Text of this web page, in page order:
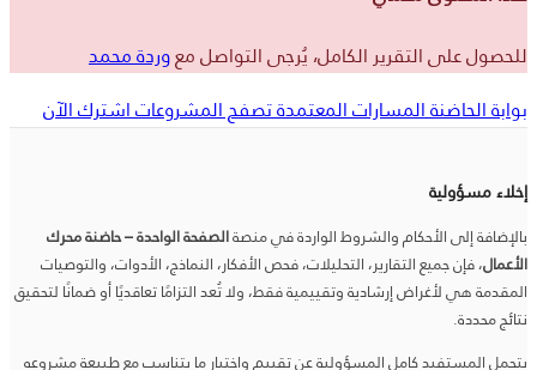
للحصول على التقرير الكامل، يُرجى التواصل معوردة محمد
بوابة الحاضنةالمسارات المعتمدةتصفح المشروعاتاشترك الآن
إخلاء مسؤولية
بالإضافة إلى الأحكام والشروط الواردة في منصةالصفحة الواحدة – حاضنة محرك
الأعمال، فإن جميع التقارير، التحليلات، فحص الأفكار، النماذج، الأدوات، والتوصيات
المقدمة هي لأغراض إرشادية وتقييمية فقط، ولا تُعد التزامًا تعاقديًا أو ضمانًا لتحقيق
نتائج محددة.
يتحمل المستفيد كامل المسؤولية عن تقييم واختيار ما يتناسب مع طبيعة مشروعه